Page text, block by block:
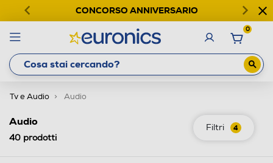
CONCORSO ANNIVERSARIO
0
Tv e Audio Audio
Filtri 4
Audio
40 prodotti